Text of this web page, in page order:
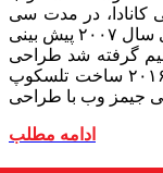
کانادا، در مدت سی
سال ساخته شده است. پرتاب آن به فضا برای سال ۲۰۰۷ پیش بینی
گرفته شد طراحی
آن به کلی تغییر کند. بالاخره در اواخر سال ۲۰۱۶ ساخت تلسکوپ
ادامه مطلب